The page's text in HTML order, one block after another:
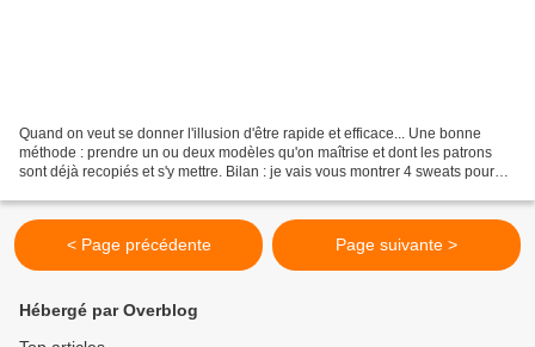
Quand on veut se donner l'illusion d'être rapide et efficace... Une bonne
méthode : prendre un ou deux modèles qu'on maîtrise et dont les patrons
sont déjà recopiés et s'y mettre. Bilan : je vais vous montrer 4 sweats pour
< Page précédente Page suivante >
Hébergé par Overblog